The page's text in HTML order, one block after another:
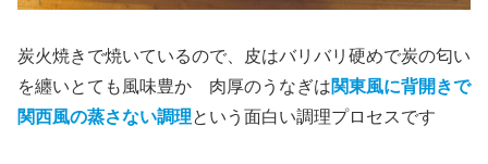
炭火焼きで焼いているので、皮はバリバリ硬めで炭の匂い
を纏いとても風味豊か 肉厚のうなぎは関東風に背開きで
関西風の蒸さない調理という面白い調理プロセスです